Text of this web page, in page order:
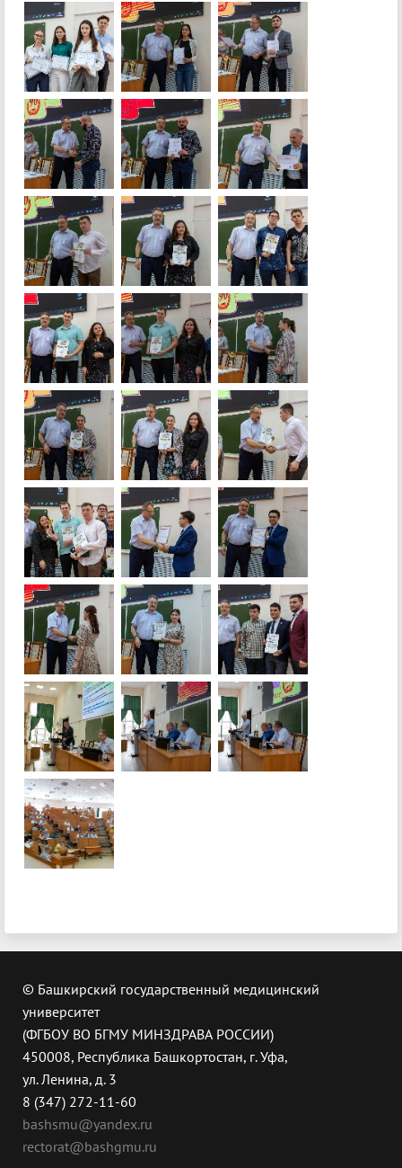
© Башкирский государственный медицинский
университет
(ФГБОУ ВО БГМУ МИНЗДРАВА РОССИИ)
450008, Республика Башкортостан, г. Уфа,
ул. Ленина, д. 3
8 (347) 272-11-60
bashsmu@yandex.ru
rectorat@bashgmu.ru